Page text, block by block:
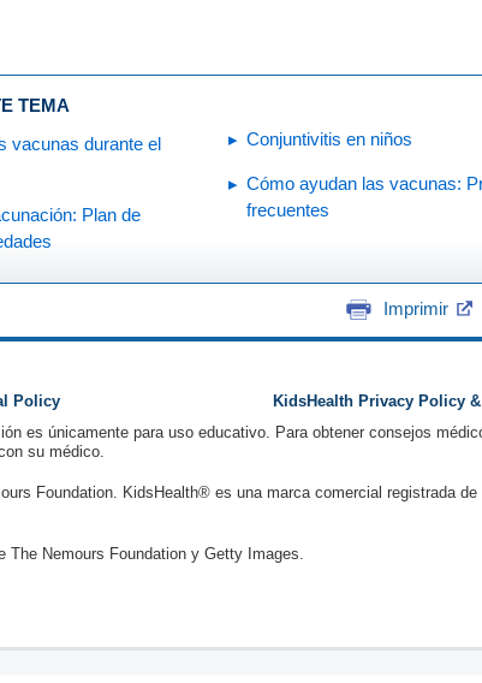
TEMA
vacunas durante el
Plan de
Conjuntivitis en niños
Cómo ayudan las vacunas:
frecuentes
Imprimir
Policy KidsHealth Privacy Policy
es únicamente para uso educativo. Para obtener consejos
su médico.
Foundation. KidsHealth® es una marca comercial registrada
The Nemours Foundation y Getty Images.